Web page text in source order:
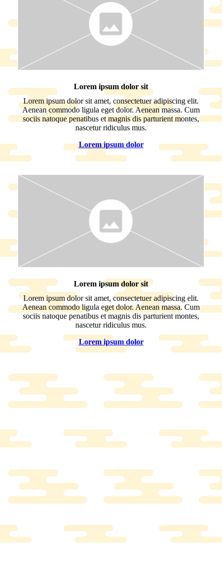
Lorem ipsum dolor sit
Lorem ipsum dolor sit amet, consectetuer adipiscing elit.
Aenean commodo ligula eget dolor. Aenean massa. Cum
sociis natoque penatibus et magnis dis parturient montes,
nascetur ridiculus mus.
Lorem ipsum dolor
Lorem ipsum dolor sit
Lorem ipsum dolor sit amet, consectetuer adipiscing elit.
Aenean commodo ligula eget dolor. Aenean massa. Cum
sociis natoque penatibus et magnis dis parturient montes,
nascetur ridiculus mus.
Lorem ipsum dolor